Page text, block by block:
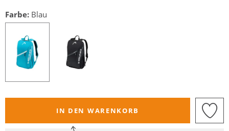
Farbe: Blau
IN DEN WARENKORB